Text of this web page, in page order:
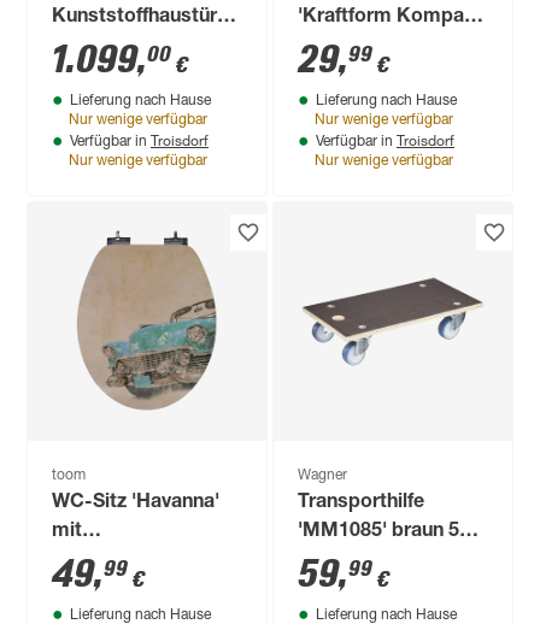
Kunststoffhaustür
"Ontario" weiß DIN L
100x210cm
1.099,00 €
Lieferung nach Hause
Nur wenige verfügbar
Verfügbar in Troisdorf
Nur wenige verfügbar
'Kraftform Kompakt
28 SB' PH/PZ/SL, 6-
teilig
29,99 €
Lieferung nach Hause
Nur wenige verfügbar
Verfügbar in Troisdorf
Nur wenige verfügbar
toom
WC-Sitz 'Havanna'
mit
Absenkautomatik
Holzkern
49,99 €
Lieferung nach Hause
Wagner
Transporthilfe
'MM1085' braun 57,5
x 30 x 12 cm, 400 kg
59,99 €
Lieferung nach Hause